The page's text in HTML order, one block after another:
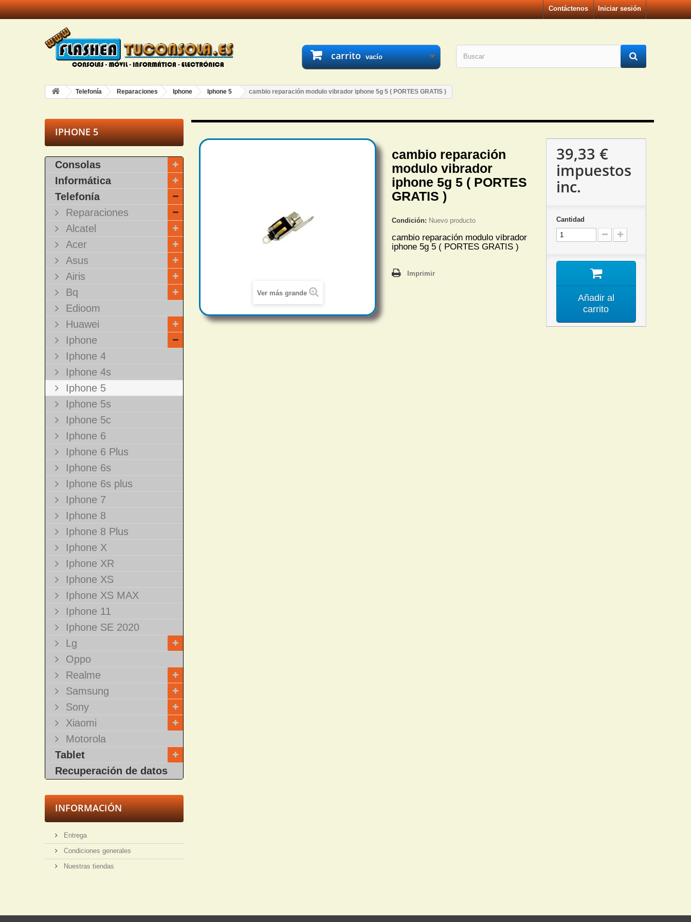
Iniciar sesión
Contáctenos
carrito vacío
Telefonía Reparaciones Iphone Iphone 5 cambio reparación modulo vibrador iphone 5g 5 ( PORTES GRATIS )
IPHONE 5
Consolas
Informática
Telefonía
Reparaciones
Alcatel
Acer
Asus
Airis
Bq
Edioom
Huawei
Iphone
Iphone 4
Iphone 4s
Iphone 5
Iphone 5s
Iphone 5c
Iphone 6
Iphone 6 Plus
Iphone 6s
Iphone 6s plus
Iphone 7
Iphone 8
Iphone 8 Plus
Iphone X
Iphone XR
Iphone XS
Iphone XS MAX
Iphone 11
Iphone SE 2020
Lg
Oppo
Realme
Samsung
Sony
Xiaomi
Motorola
Tablet
Recuperación de datos
INFORMACIÓN
Entrega
Condiciones generales
Nuestras tiendas
Ver más grande
cambio reparación
modulo vibrador
iphone 5g 5 ( PORTES
GRATIS )
Condición: Nuevo producto
cambio reparación modulo vibrador
iphone 5g 5 ( PORTES GRATIS )
Imprimir
39,33 €
impuestos
inc.
Cantidad
Añadir al
carrito